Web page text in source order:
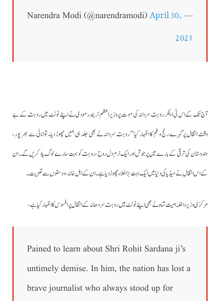
— Narendra Modi (@narendramodi)
April 30,
2021
آج تک کے اس ٹی اینکر روہت سردانہ کی موت پروزیراعظم نریندرمودی نے اپنے ٹوئٹ میں روہت کے بے
وقت انتقال پر گہرے رنج و غم کا اظہار کیا ” روہت سردانہ نے بھی جلد ہی ہمیں چھوڑ دیا۔ توانائی سے بھر پور ،
ہندوستان کی ترقی کے بارے میں پرجوش اور ایک نرم دل روح ، روہت کو بہت سارے لوگ یاد کریں گے۔ ان
کے اس انتقال نے میڈیا کی دنیا میں ایک بہت بڑا خلاء چھوڑ دیا ہے۔ ان کے اہل خانہ ، دوستوں سے تعزیت۔
مرکزی وزیر داخلہ امیت شاہ نے بھی اپنے ٹوئٹ میں روہت سردھانہ کے انتقال پر افسوس کا اظہار کیا ہے،
Pained to learn about Shri Rohit Sardana ji’s
untimely demise. In him, the nation has lost a
brave journalist who always stood up for